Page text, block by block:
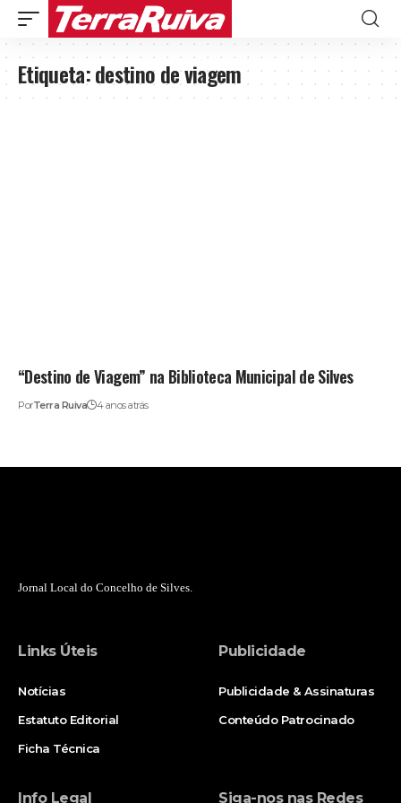
Etiqueta:destino de viagem
“Destino de Viagem” na Biblioteca Municipal de Silves
PorTerra Ruiva 4 anos atrás
Jornal Local do Concelho de Silves.
Links Úteis
Notícias
Estatuto Editorial
Ficha Técnica
Publicidade
Publicidade & Assinaturas
Conteúdo Patrocinado
Info Legal Siga-nos nas Redes